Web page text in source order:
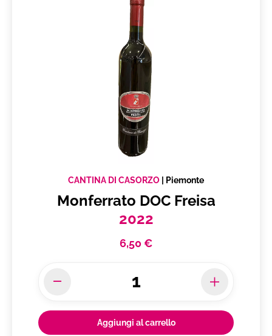
CANTINA DI CASORZO | Piemonte
Monferrato DOC Freisa
2022
6,50 €
Aggiungi al carrello